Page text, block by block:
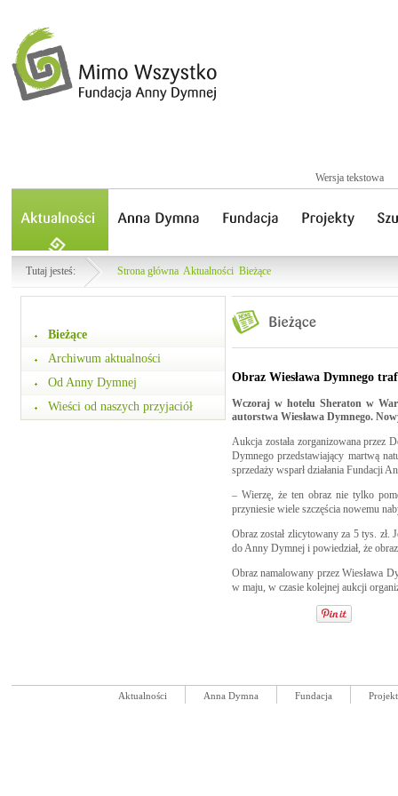
Wersja tekstowa
Tutaj jesteś: Strona główna Aktualności Bieżące
Bieżące
Archiwum aktualności
Od Anny Dymnej
Wieści od naszych przyjaciół
Obraz Wiesława Dymnego
Wczoraj w hotelu Sheraton w
autorstwa Wiesława Dymnego.
Aukcja została zorganizowana przez
Dymnego przedstawiający martwą
sprzedaży wsparł działania Fundacji
– Wierzę, że ten obraz nie tylko
przyniesie wiele szczęścia nowemu
Obraz został zlicytowany za 5 tys. zł.
do Anny Dymnej i powiedział, że
Obraz namalowany przez Wiesława
w maju, w czasie kolejnej aukcji
Aktualności Anna Dymna Fundacja